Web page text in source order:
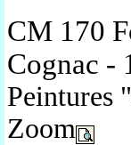
CM 170
Cognac -
Peintures
Zoom